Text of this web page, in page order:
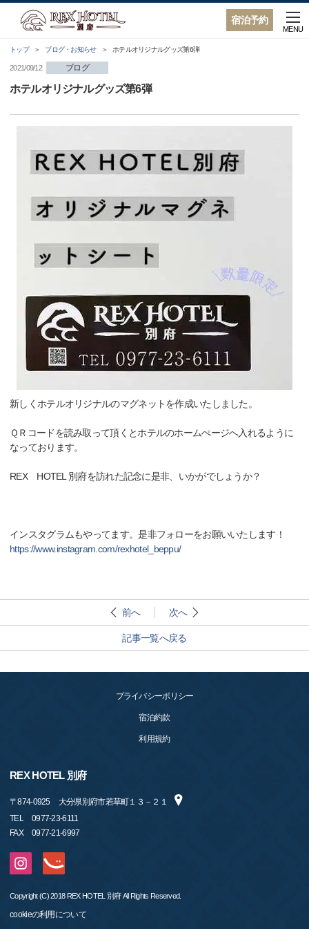
宿泊予約
MENU
トップ ブログ・お知らせ ホテルオリジナルグッズ第6弾
2021/09/12 ブログ
ホテルオリジナルグッズ第6弾
新しくホテルオリジナルのマグネットを作成いたしました。
ＱＲコードを読み取って頂くとホテルのホームぺージへ入れるように
なっております。
REX HOTEL 別府を訪れた記念に是非、いかがでしょうか？
インスタグラムもやってます。是非フォローをお願いいたします！
https://www.instagram.com/rexhotel_beppu/
前へ 次へ
記事一覧へ戻る
プライバシーポリシー
宿泊約款
利用規約
REX HOTEL 別府
〒874-0925
大分県別府市若草町１３－２１
TEL
0977-23-6111
FAX
0977-21-6997
Copyright (C) 2018 REX HOTEL 別府 All Rights Reserved.
cookieの利用について